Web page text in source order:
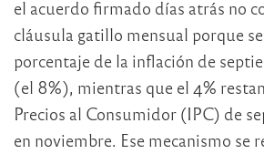
el acuerdo firmado días atrás no
cláusula gatillo mensual porque
porcentaje de la inflación de
(el 8%), mientras que el 4%
Precios al Consumidor (IPC) de
en noviembre. Ese mecanismo se